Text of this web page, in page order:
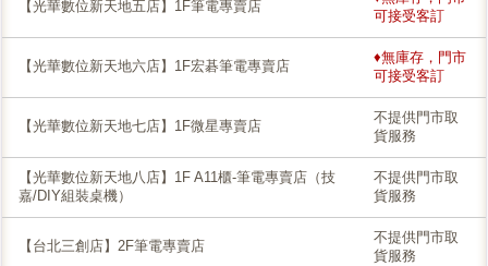
【光華數位新天地五店】1F筆電專賣店
可接受客訂
【光華數位新天地六店】1F宏碁筆電專賣店
♦無庫存，門市
可接受客訂
【光華數位新天地七店】1F微星專賣店
不提供門市取
貨服務
【光華數位新天地八店】1F A11櫃-筆電專賣店（技
嘉/DIY組裝桌機）
不提供門市取
貨服務
【台北三創店】2F筆電專賣店
不提供門市取
貨服務